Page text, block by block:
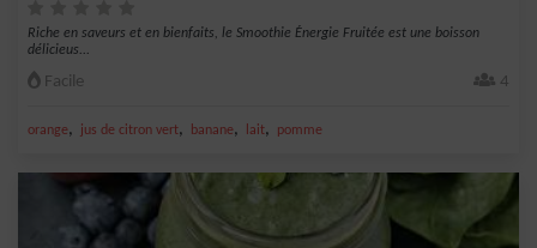
Riche en saveurs et en bienfaits, le Smoothie Énergie Fruitée est une boisson
délicieus...
Facile 4
orange, jus de citron vert, banane, lait, pomme